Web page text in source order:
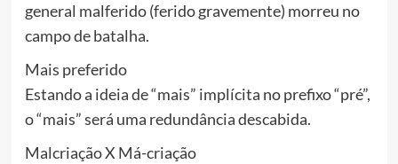
general malferido (ferido gravemente) morreu no
campo de batalha.
Mais preferido
Estando a ideia de “mais” implícita no prefixo “pré”,
o “mais” será uma redundância descabida.
Malcriação X Má-criação